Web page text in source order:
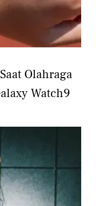
Olahraga
Watch9